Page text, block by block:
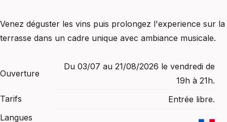
Venez déguster les vins puis prolongez l'experience sur la
terrasse dans un cadre unique avec ambiance musicale.
Ouverture
Du 03/07 au 21/08/2026 le vendredi de
19h à 21h.
Tarifs
Entrée libre.
Langues